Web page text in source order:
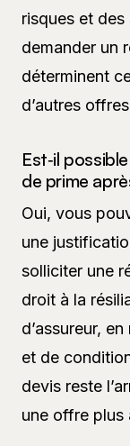
risques et
demander un
déterminent
d’autres
Est‑il
de prime
Oui, vous
une
solliciter une
droit à la
d’assureur,
et de
devis reste
une offre plus